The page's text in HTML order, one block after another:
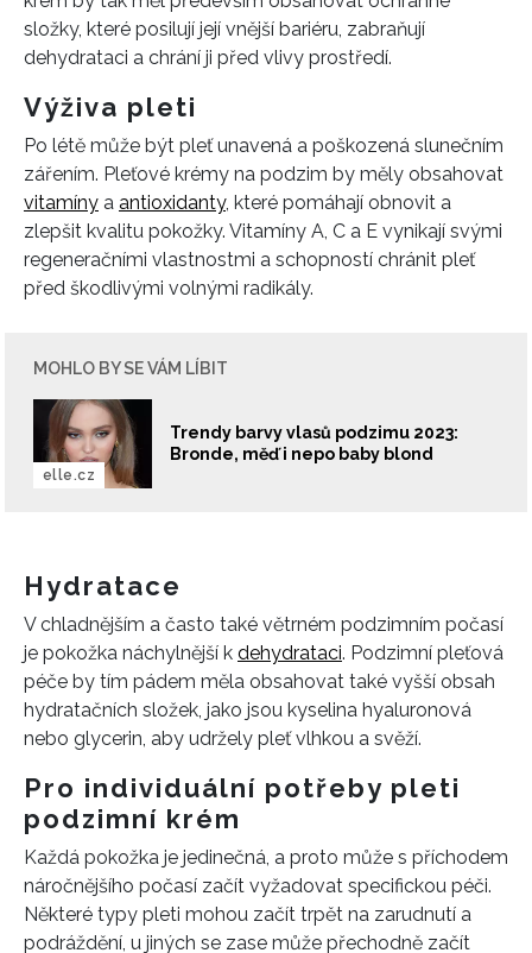
složky, které posilují její vnější bariéru, zabraňují
dehydrataci a chrání ji před vlivy prostředí.
Výživa pleti
Po létě může být pleť unavená a poškozená slunečním
zářením. Pleťové krémy na podzim by měly obsahovat
vitamíny a antioxidanty, které pomáhají obnovit a
zlepšit kvalitu pokožky. Vitamíny A, C a E vynikají svými
regeneračními vlastnostmi a schopností chránit pleť
před škodlivými volnými radikály.
MOHLO BY SE VÁM LÍBIT
Trendy barvy vlasů podzimu 2023:
Bronde, měď i nepo baby blond
elle.cz
Hydratace
V chladnějším a často také větrném podzimním počasí
je pokožka náchylnější k dehydrataci. Podzimní pleťová
péče by tím pádem měla obsahovat také vyšší obsah
hydratačních složek, jako jsou kyselina hyaluronová
nebo glycerin, aby udržely pleť vlhkou a svěží.
Pro individuální potřeby pleti
podzimní krém
Každá pokožka je jedinečná, a proto může s příchodem
náročnějšího počasí začít vyžadovat specifickou péči.
Některé typy pleti mohou začít trpět na zarudnutí a
podráždění, u jiných se zase může přechodně začít